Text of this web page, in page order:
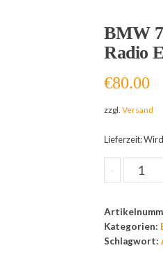
BMW
Radio
€80.00
zzgl.Versand
Lieferzeit:
-
BMW
7er
E66
ASK
Kategorien:
Schlagwort: